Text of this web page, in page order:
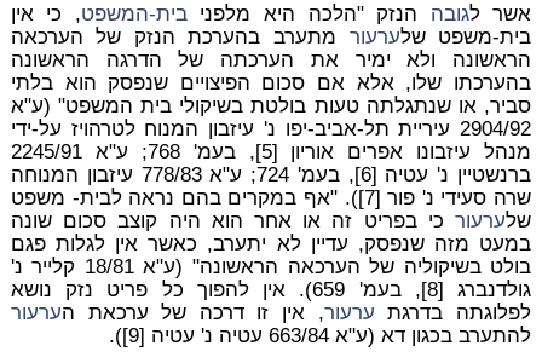
אשר לגובה הנזק "הלכה היא מלפניבית-המשפט, כי אין
בית-משפט שלערעור מתערב בהערכת הנזק של הערכאה
הראשונה ולא ימיר את הערכתה של הדרגה הראשונה
בהערכתו שלו, אלא אם סכום הפיצויים שנפסק הוא בלתי
סביר, או שנתגלתה טעות בולטת בשיקולי בית המשפט" (ע"א
2904/92 עיריית תל-אביב-יפו נ' עיזבון המנוח לטרהויז על-ידי
מנהל עיזבונו אפרים אוריון [5], בעמ' 768; ע"א 2245/91
ברנשטיין נ' עטיה [6], בעמ' 724; ע"א 778/83 עיזבון המנוחה
שרה סעידי נ' פור [7]). "אף במקרים בהם נראה לבית- משפט
שלערעורכי בפריט זה או אחר הוא היה קוצב סכום שונה
במעט מזה שנפסק, עדיין לא יתערב, כאשר אין לגלות פגם
בולט בשיקוליה של הערכאה הראשונה" (ע"א 18/81 קלייר נ'
גולדנברג [8], בעמ' 659). אין להפוך כל פריט נזק נושא
לפלוגתה בדרגת ערעור, אין זו דרכה של ערכאת הערעור
להתערב בכגון דא (ע"א 663/84 עטיה נ' עטיה [9]).